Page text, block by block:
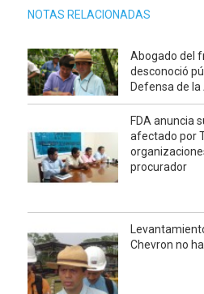
NOTAS RELACIONADAS
Abogado del
desconoció
Defensa de
FDA anuncia
afectado por
procurador
Chevron no